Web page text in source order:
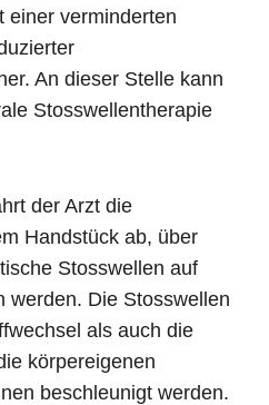
einer verminderten
An dieser Stelle kann
Stosswellentherapie
der Arzt die
Handstück ab, über
Stosswellen auf
werden. Die Stosswellen
als auch die
körpereigenen
beschleunigt werden.